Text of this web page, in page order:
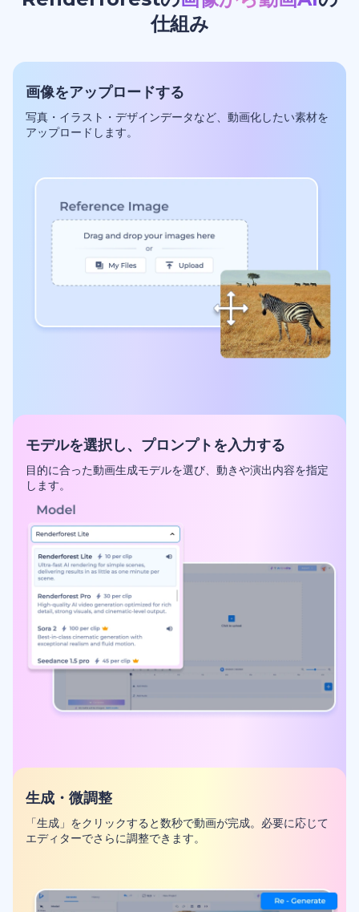
仕組み
画像をアップロードする
写真・イラスト・デザインデータなど、動画化したい素材を
アップロードします。
モデルを選択し、プロンプトを入力する
目的に合った動画生成モデルを選び、動きや演出内容を指定
します。
生成・微調整
「生成」をクリックすると数秒で動画が完成。必要に応じて
エディターでさらに調整できます。